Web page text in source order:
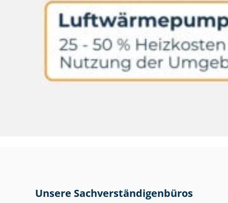
Unsere Sach­ver­stän­di­gen­bü­ros